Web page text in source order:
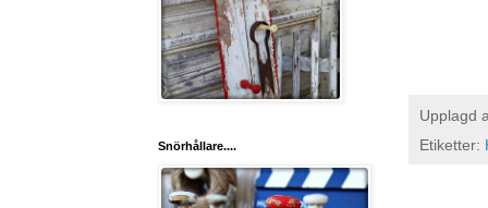
Upplagd
Etiketter:
Snörhållare....